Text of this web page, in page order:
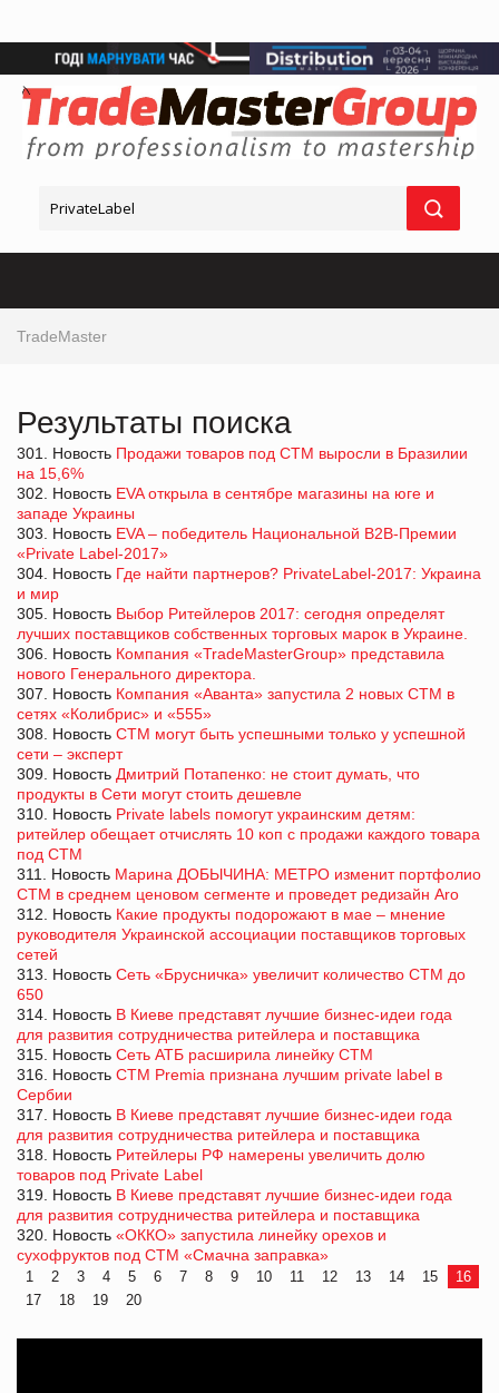
TradeMaster
Результаты поиска
301. Новость Продажи товаров под СТМ выросли в Бразилии
на 15,6%
302. Новость EVA открыла в сентябре магазины на юге и
западе Украины
303. Новость EVA – победитель Национальной В2В-Премии
«Private Label-2017»
304. Новость Где найти партнеров? PrivateLabel-2017: Украина
и мир
305. Новость Выбор Ритейлеров 2017: сегодня определят
лучших поставщиков собственных торговых марок в Украине.
306. Новость Компания «TradeMasterGroup» представила
нового Генерального директора.
307. Новость Компания «Аванта» запустила 2 новых СТМ в
сетях «Колибрис» и «555»
308. Новость СТМ могут быть успешными только у успешной
сети – эксперт
309. Новость Дмитрий Потапенко: не стоит думать, что
продукты в Сети могут стоить дешевле
310. Новость Private labels помогут украинским детям:
ритейлер обещает отчислять 10 коп с продажи каждого товара
под СТМ
311. Новость Марина ДОБЫЧИНА: МЕТРО изменит портфолио
СТМ в среднем ценовом сегменте и проведет редизайн Aro
312. Новость Какие продукты подорожают в мае – мнение
руководителя Украинской ассоциации поставщиков торговых
сетей
313. Новость Сеть «Брусничка» увеличит количество СТМ до
650
314. Новость В Киеве представят лучшие бизнес-идеи года
для развития сотрудничества ритейлера и поставщика
315. Новость Сеть АТБ расширила линейку СТМ
316. Новость СТМ Premia признана лучшим private label в
Сербии
317. Новость В Киеве представят лучшие бизнес-идеи года
для развития сотрудничества ритейлера и поставщика
318. Новость Ритейлеры РФ намерены увеличить долю
товаров под Private Label
319. Новость В Киеве представят лучшие бизнес-идеи года
для развития сотрудничества ритейлера и поставщика
320. Новость «ОККО» запустила линейку орехов и
сухофруктов под СТМ «Смачна заправка»
1 2 3 4 5 6 7 8 9 10 11 12 13 14 15
16
17
18 19 20